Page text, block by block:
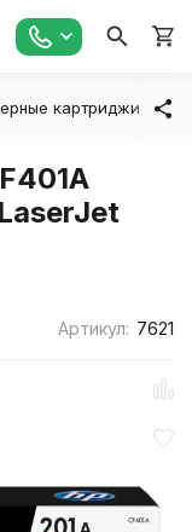
картриджи
Артикул: 7621